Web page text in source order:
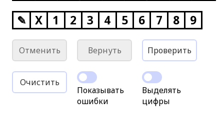
✎ X 1 2 3 4 5 6 7 8 9
Отменить Вернуть Проверить
Очистить
Показывать
ошибки
Выделять
цифры